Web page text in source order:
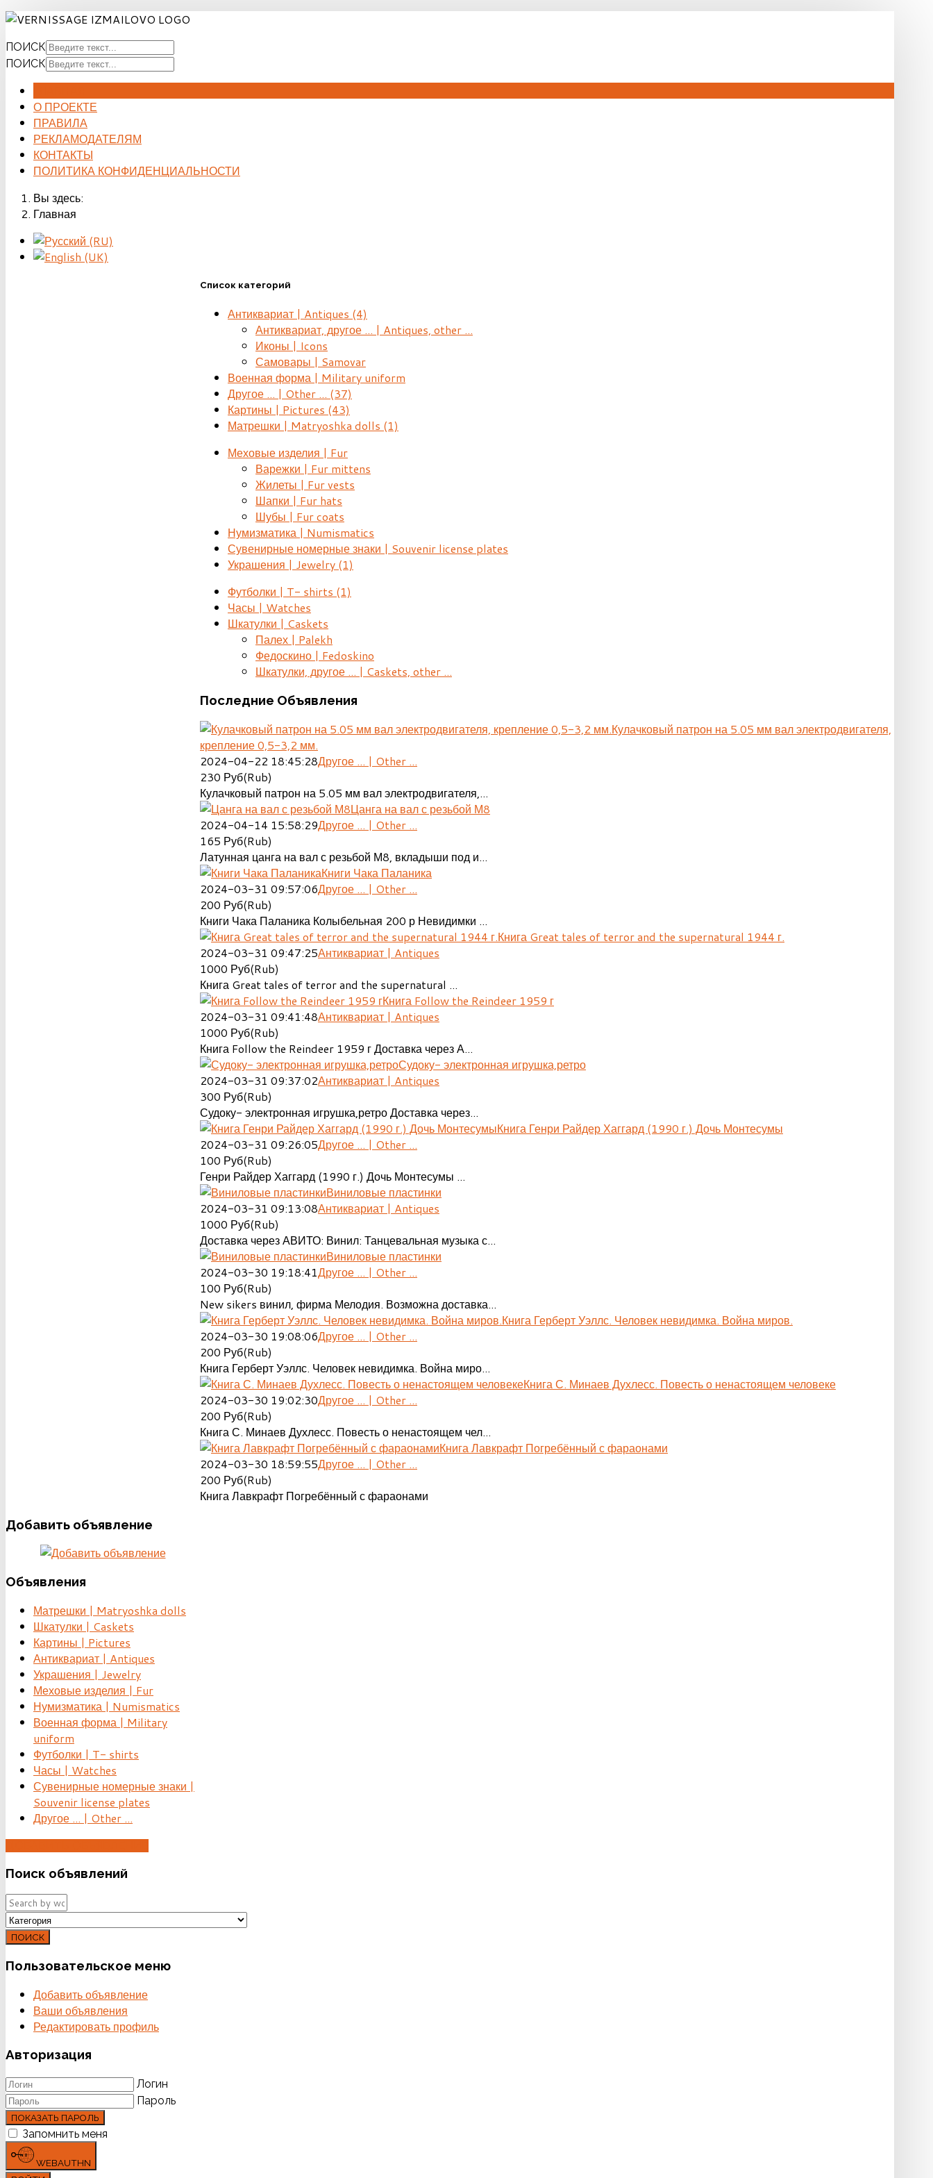
ПОИСК
ПОИСК
О ПРОЕКТЕ
ПРАВИЛА
РЕКЛАМОДАТЕЛЯМ
КОНТАКТЫ
ПОЛИТИКА КОНФИДЕНЦИАЛЬНОСТИ
Вы здесь:
Главная
Список категорий
Антиквариат | Antiques (4)
Антиквариат, другое ... | Antiques, other ...
Иконы | Icons
Самовары | Samovar
Военная форма | Military uniform
Другое ... | Other ... (37)
Картины | Pictures (43)
Матрешки | Matryoshka dolls (1)
Меховые изделия | Fur
Варежки | Fur mittens
Жилеты | Fur vests
Шапки | Fur hats
Шубы | Fur coats
Нумизматика | Numismatics
Сувенирные номерные знаки | Souvenir license plates
Украшения | Jewelry (1)
Футболки | T- shirts (1)
Часы | Watches
Шкатулки | Caskets
Палех | Palekh
Федоскино | Fedoskino
Шкатулки, другое ... | Caskets, other ...
Последние Объявления
Кулачковый патрон на 5.05 мм вал электродвигателя,
крепление 0,5-3,2 мм.
2024-04-22 18:45:28Другое ... | Other ...
230 Руб(Rub)
Кулачковый патрон на 5.05 мм вал электродвигателя,...
Цанга на вал с резьбой М8
2024-04-14 15:58:29Другое ... | Other ...
165 Руб(Rub)
Латунная цанга на вал с резьбой М8, вкладыши под и...
Книги Чака Паланика
2024-03-31 09:57:06Другое ... | Other ...
200 Руб(Rub)
Книги Чака Паланика Колыбельная 200 р Невидимки ...
Книга Great tales of terror and the supernatural 1944 г.
2024-03-31 09:47:25Антиквариат | Antiques
1000 Руб(Rub)
Книга Great tales of terror and the supernatural ...
Книга Follow the Reindeer 1959 г
2024-03-31 09:41:48Антиквариат | Antiques
1000 Руб(Rub)
Книга Follow the Reindeer 1959 г Доставка через А...
Судоку- электронная игрушка,ретро
2024-03-31 09:37:02Антиквариат | Antiques
300 Руб(Rub)
Судоку- электронная игрушка,ретро Доставка через...
Книга Генри Райдер Хаггард (1990 г.) Дочь Монтесумы
2024-03-31 09:26:05Другое ... | Other ...
100 Руб(Rub)
Генри Райдер Хаггард (1990 г.) Дочь Монтесумы ...
Виниловые пластинки
2024-03-31 09:13:08Антиквариат | Antiques
1000 Руб(Rub)
Доставка через АВИТО: Винил: Танцевальная музыка с...
Виниловые пластинки
2024-03-30 19:18:41Другое ... | Other ...
100 Руб(Rub)
New sikers винил, фирма Мелодия. Возможна доставка...
Книга Герберт Уэллс. Человек невидимка. Война миров.
2024-03-30 19:08:06Другое ... | Other ...
200 Руб(Rub)
Книга Герберт Уэллс. Человек невидимка. Война миро...
Книга С. Минаев Духлесс. Повесть о ненастоящем человеке
2024-03-30 19:02:30Другое ... | Other ...
200 Руб(Rub)
Книга С. Минаев Духлесс. Повесть о ненастоящем чел...
Книга Лавкрафт Погребённый с фараонами
2024-03-30 18:59:55Другое ... | Other ...
200 Руб(Rub)
Книга Лавкрафт Погребённый с фараонами
Добавить объявление
Объявления
Матрешки | Matryoshka dolls
Шкатулки | Caskets
Картины | Pictures
Антиквариат | Antiques
Украшения | Jewelry
Меховые изделия | Fur
Нумизматика | Numismatics
Военная форма | Military
uniform
Футболки | T- shirts
Часы | Watches
Сувенирные номерные знаки |
Souvenir license plates
Другое ... | Other ...
Поиск объявлений
ПОИСК
Пользовательское меню
Добавить объявление
Ваши объявления
Редактировать профиль
Авторизация
Логин
Пароль
ПОКАЗАТЬ ПАРОЛЬ
Запомнить меня
WEBAUTHN